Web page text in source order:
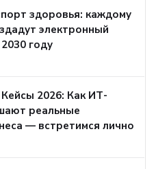
здоровья: каждому
электронный
году
Кейсы 2026: Как ИТ-
реальные
— встретимся лично